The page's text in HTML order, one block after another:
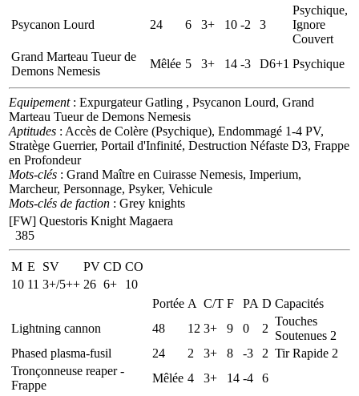
Psycanon Lourd 24 6 3+ 10 -2 3
Psychique,
Ignore
Couvert
Grand Marteau Tueur de
Demons Nemesis
Mêlée 5 3+ 14 -3 D6+1 Psychique
Equipement: Expurgateur Gatling , Psycanon Lourd, Grand
Marteau Tueur de Demons Nemesis
Aptitudes : Accès de Colère (Psychique), Endommagé 1-4 PV,
Stratège Guerrier, Portail d'Infinité, Destruction Néfaste D3, Frappe
en Profondeur
Mots-clés : Grand Maître en Cuirasse Nemesis, Imperium,
Marcheur, Personnage, Psyker, Vehicule
Mots-clés de faction : Grey knights
[FW] Questoris Knight Magaera
385
M E SV PV CD CO
10 11 3+/5++ 26 6+
10
Portée A C/T F PA D Capacités
Lightning cannon
48 12 3+ 9 0 2
Touches
Soutenues 2
Phased plasma-fusil
24 2 3+ 8 -3 2 Tir Rapide 2
Tronçonneuse reaper -
Frappe
Mêlée 4 3+ 14 -4
6